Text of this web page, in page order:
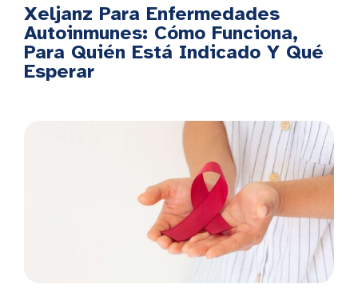
Xeljanz Para Enfermedades
Autoinmunes: Cómo Funciona,
Para Quién Está Indicado Y Qué
Esperar